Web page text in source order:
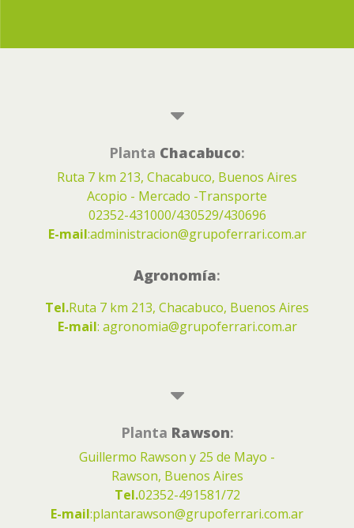
Planta Chacabuco:
Ruta 7 km 213, Chacabuco, Buenos Aires
Acopio - Mercado -Transporte
02352-431000/430529/430696
E-mail:administracion@grupoferrari.com.ar
Agronomía:
Tel.Ruta 7 km 213, Chacabuco, Buenos Aires
E-mail: agronomia@grupoferrari.com.ar
Planta Rawson:
Guillermo Rawson y 25 de Mayo -
Rawson, Buenos Aires
Tel.02352-491581/72
E-mail:plantarawson@grupoferrari.com.ar